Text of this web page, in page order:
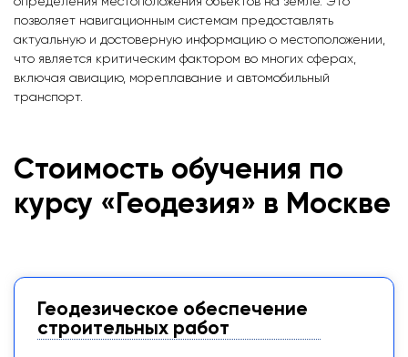
позволяет навигационным системам предоставлять
актуальную и достоверную информацию о местоположении,
что является критическим фактором во многих сферах,
включая авиацию, мореплавание и автомобильный
транспорт.
Стоимость обучения по
курсу «Геодезия» в Москве
Геодезическое обеспечение
строительных работ